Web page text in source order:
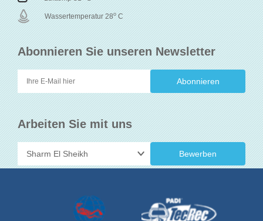
Abonnieren Sie unseren Newsletter
Arbeiten Sie mit uns
Bewerben
Wassertemperatur 28o C